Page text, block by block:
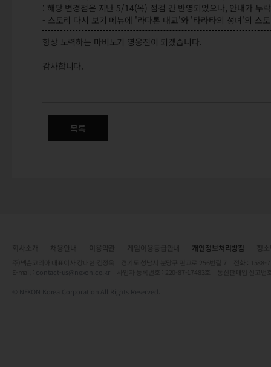
: 해당 변경점은 지난 5/14(목) 점검 간 반영되었으나, 안내가 누
- 스토리 다시 보기 메뉴에 '라다톤 대교'와 '타라타의 성녀'의 스
항상 노력하는 마비노기 영웅전이 되겠습니다.
감사합니다.
목록
개인정보처리방침
contact-us@nexon.co.kr
© NEXON Korea Corporation All Rights Reserved.